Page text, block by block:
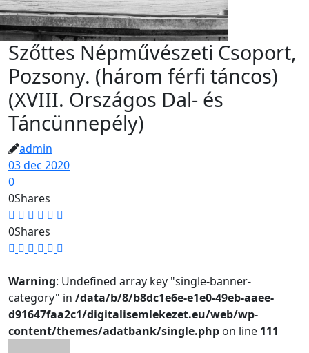
Szőttes Népművészeti Csoport,
Pozsony. (három férfi táncos)
(XVIII. Országos Dal- és
Táncünnepély)
admin
03 dec 2020
0
0Shares
0Shares
Warning: Undefined array key "single-banner-
category" in /data/b/8/b8dc1e6e-e1e0-49eb-aaee-
d91647faa2c1/digitalisemlekezet.eu/web/wp-
content/themes/adatbank/single.php on line 111